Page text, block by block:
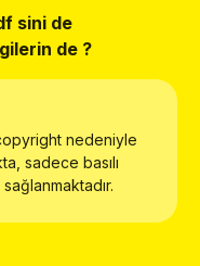
sini de
de ?
nedeniyle
sadece basılı